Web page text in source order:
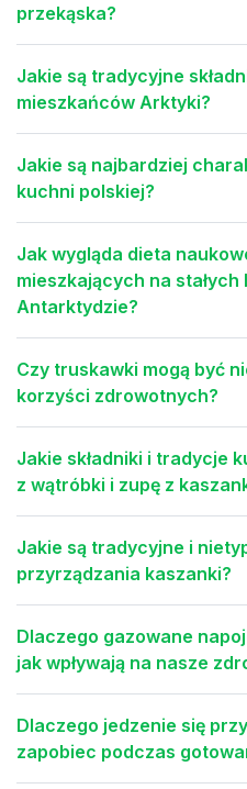
przekąska?
Jakie są tradycyjne
mieszkańców Arktyki?
Jakie są najbardziej
kuchni polskiej?
Jak wygląda dieta
mieszkających na stałych
Antarktydzie?
Czy truskawki mogą być
korzyści zdrowotnych?
Jakie składniki i tradycje
z wątróbki i zupę z
Jakie są tradycyjne i
przyrządzania kaszanki?
Dlaczego gazowane
jak wpływają na nasze
Dlaczego jedzenie się
zapobiec podczas